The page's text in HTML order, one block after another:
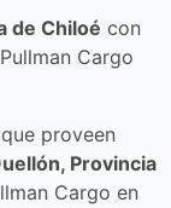
de Chiloé con
Cargo
proveen
Provincia
Cargo en